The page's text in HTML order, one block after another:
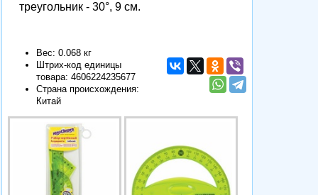
треугольник - 30°, 9 см.
Вес: 0.068 кг
Штрих-код единицы
товара: 4606224235677
Страна происхождения:
Китай